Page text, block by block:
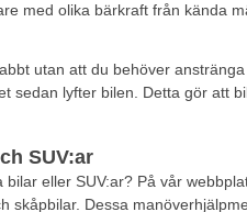
med olika bärkraft från kända
utan att du behöver
sedan lyfter bilen. Detta gör att
SUV:ar
eller SUV:ar? På vår
skåpbilar. Dessa